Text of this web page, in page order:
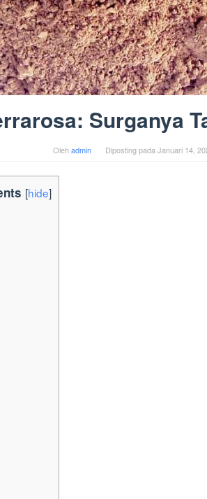
Surganya
Olehadmin Diposting padaJanuari 14,
[hide]